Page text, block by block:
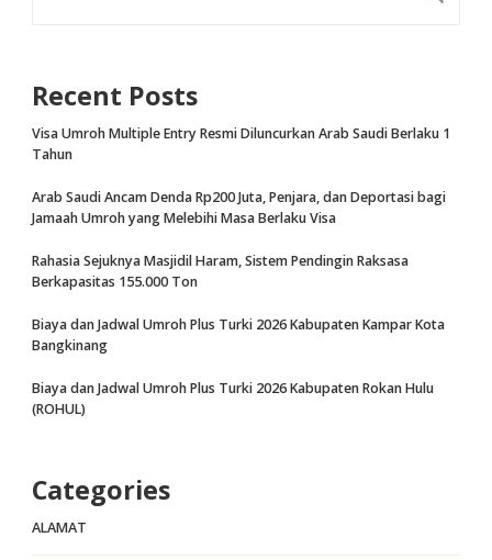
Recent Posts
Visa Umroh Multiple Entry Resmi Diluncurkan Arab Saudi Berlaku 1
Tahun
Arab Saudi Ancam Denda Rp200 Juta, Penjara, dan Deportasi bagi
Jamaah Umroh yang Melebihi Masa Berlaku Visa
Rahasia Sejuknya Masjidil Haram, Sistem Pendingin Raksasa
Berkapasitas 155.000 Ton
Biaya dan Jadwal Umroh Plus Turki 2026 Kabupaten Kampar Kota
Bangkinang
Biaya dan Jadwal Umroh Plus Turki 2026 Kabupaten Rokan Hulu
(ROHUL)
Categories
ALAMAT